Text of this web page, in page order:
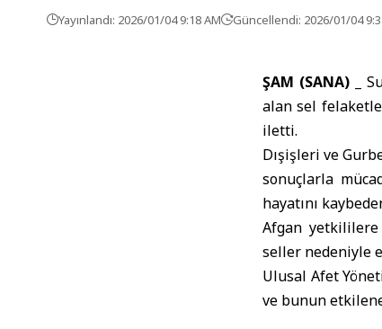
Yayınlandı: 2026/01/04 9:18 AM Güncellendi: 2026/01/04
ŞAM (SANA) _
alan sel
iletti.
Dışişleri ve
sonuçlarla
hayatını
Afgan
seller nedeniyle
Ulusal Afet
ve bunun